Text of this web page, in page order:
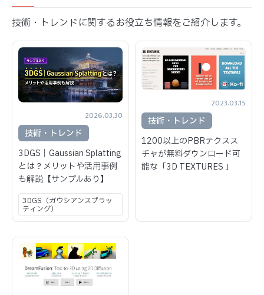
技術・トレンドに関するお役立ち情報をご紹介します。
2026.03.30
技術・トレンド
3DGS｜Gaussian Splatting
とは？メリットや活用事例
も解説【サンプルあり】
3DGS（ガウシアンスプラッ
ティング）
2023.03.15
技術・トレンド
1200以上のPBRテクスス
チャが無料ダウンロード可
能な「3D TEXTURES 」